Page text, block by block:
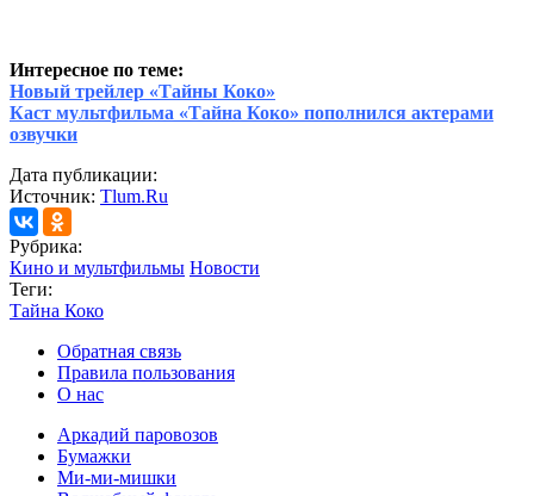
Интересное по теме:
Новый трейлер «Тайны Коко»
Каст мультфильма «Тайна Коко» пополнился актерами
озвучки
Дата публикации:
Источник: Tlum.Ru
Рубрика:
Кино и мультфильмы Новости
Теги:
Тайна Коко
Обратная связь
Правила пользования
О нас
Аркадий паровозов
Бумажки
Ми-ми-мишки